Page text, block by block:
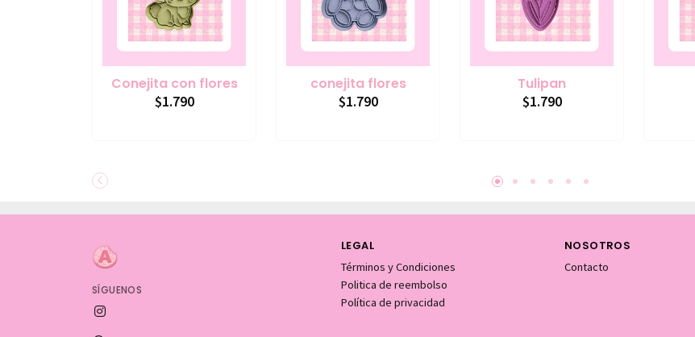
Conejita con flores
$1.790
conejita flores
$1.790
Tulipan
$1.790
SÍGUENOS
LEGAL
Términos y Condiciones
Politica de reembolso
Política de privacidad
NOSOTROS
Contacto